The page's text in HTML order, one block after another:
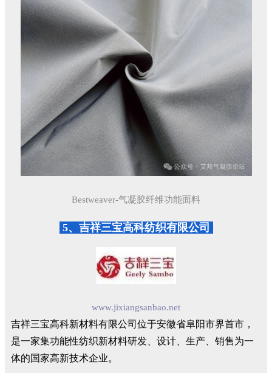
Bestweaver-气凝胶纤维功能面料
5、吉祥三宝高科纺织有限公司
www.jixiangsanbao.net
吉祥三宝高科新材料有限公司位于安徽省阜阳市界首市，
是一家集功能性纺织新材料研发、设计、生产、销售为一
体的国家高新技术企业。